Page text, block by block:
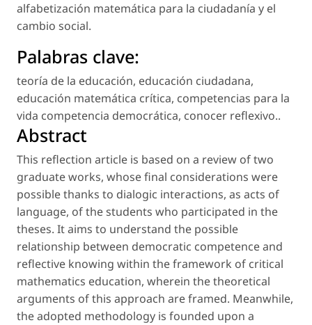
alfabetización matemática para la ciudadanía y el
cambio social.
Palabras clave:
teoría de la educación, educación ciudadana,
educación matemática crítica, competencias para la
vida competencia democrática, conocer reflexivo..
Abstract
This reflection article is based on a review of two
graduate works, whose final considerations were
possible thanks to dialogic interactions, as acts of
language, of the students who participated in the
theses. It aims to understand the possible
relationship between democratic competence and
reflective knowing within the framework of critical
mathematics education, wherein the theoretical
arguments of this approach are framed. Meanwhile,
the adopted methodology is founded upon a